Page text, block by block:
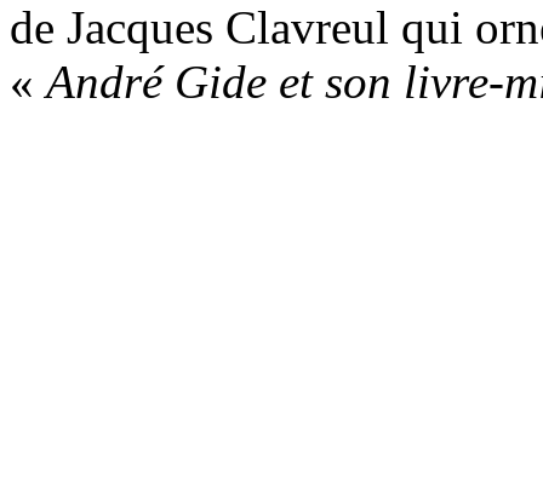
de Jacques Clavreul qui
«André Gide et son livre-